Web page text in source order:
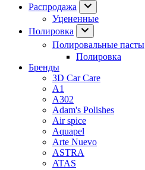
Распродажа
Уцененные
Полировка
Полировальные пасты
Полировка
Бренды
3D Car Care
A1
A302
Adam's Polishes
Air spice
Aquapel
Arte Nuevo
ASTRA
ATAS